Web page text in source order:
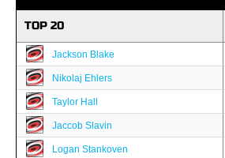
TOP 20
Jackson Blake
Nikolaj Ehlers
Taylor Hall
Jaccob Slavin
Logan Stankoven